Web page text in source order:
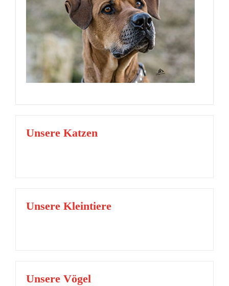
Unsere Katzen
Unsere Kleintiere
Unsere Vögel